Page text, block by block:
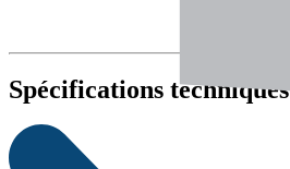
Spécifications techniques